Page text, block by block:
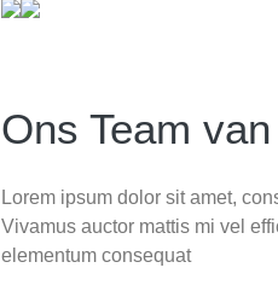
Ons Team
Lorem ipsum dolor sit amet,
Vivamus auctor mattis mi vel
elementum consequat